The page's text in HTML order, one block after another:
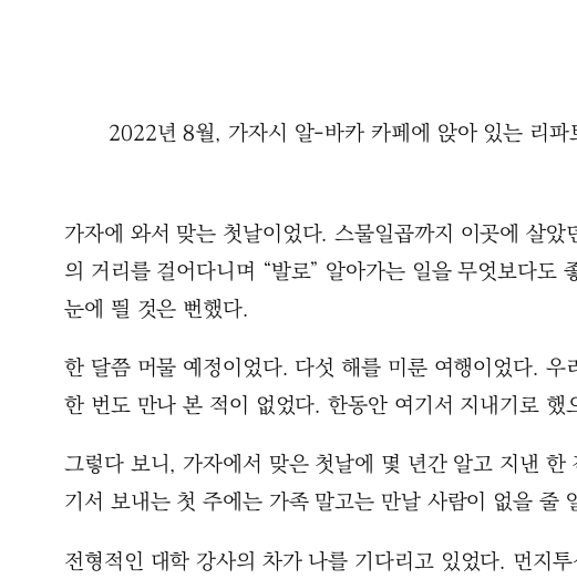
2022년 8월, 가자시 알-바카 카페에 앉아 있는 리
가자에 와서 맞는 첫날이었다. 스물일곱까지 이곳에 살
의 거리를 걸어다니며 “발로” 알아가는 일을 무엇보다
눈에 띌 것은 뻔했다.
한 달쯤 머물 예정이었다. 다섯 해를 미룬 여행이었다.
한 번도 만나 본 적이 없었다. 한동안 여기서 지내기로 했
그렇다 보니, 가자에서 맞은 첫날에 몇 년간 알고 지낸
기서 보내는 첫 주에는 가족 말고는 만날 사람이 없을 줄
전형적인 대학 강사의 차가 나를 기다리고 있었다. 먼지